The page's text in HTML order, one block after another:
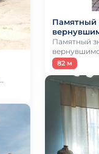
Памятный
Памятный
82 м